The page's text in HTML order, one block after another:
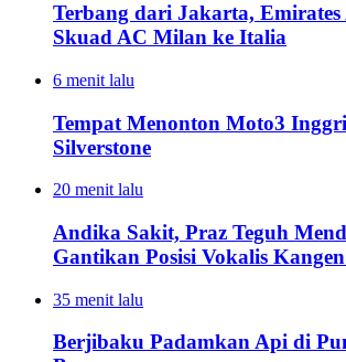
Terbang dari Jakarta, Emirates
Skuad AC Milan ke Italia
6 menit lalu
Tempat Menonton Moto3
Silverstone
20 menit lalu
Andika Sakit, Praz Teguh
Gantikan Posisi Vokalis
35 menit lalu
Berjibaku Padamkan Api di